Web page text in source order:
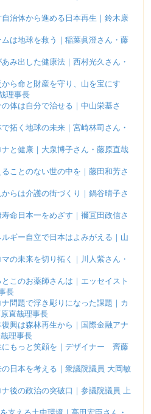
治体から進める日本再生｜鈴木康
は地球を救う｜稲葉眞澄さん・藤
み出した健康法｜西村光久さん・
ら命と財産を守り、山を宝にす
理事長
体は自分で治せる｜中山栄基さ
拓く地球の未来｜宮崎林司さん・
と健康｜大泉博子さん・藤原直哉
ことのない世の中を｜藤田和芳さ
らは介護の街づくり｜鍋谷晴子さ
命日本一をめざす｜襧冝田政信さ
ギー自立で日本はよみがえる｜山
の未来を切り拓く｜川人紫さん・
このお薬師さんは｜エッセイスト
長
問題で浮き彫りになった課題｜カ
直哉理事長
興は森林再生から｜国際金融アナ
理事長
にもっと笑顔を｜デザイナー 齊藤
日本を考える｜衆議院議員 大岡敏
後の政治の突破口｜参議院議員 上